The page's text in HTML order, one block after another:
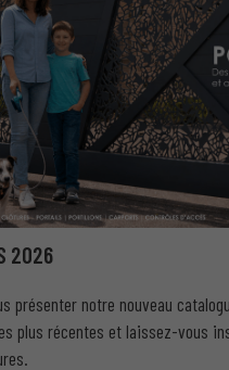
2026
présenter notre nouveau
plus récentes et laissez-vous